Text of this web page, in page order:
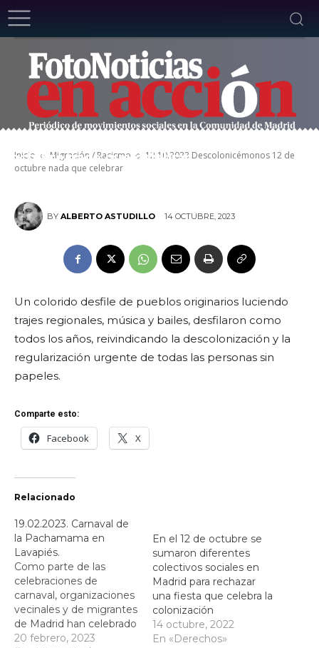
Inicio Migración / Racismo
12.10.2023 Descolonicémonos 12 de
octubre nada que celebrar
octubre nada que celebrar
BY ALBERTO ASTUDILLO 14 OCTUBRE, 2023
Un colorido desfile de pueblos originarios luciendo
trajes regionales, música y bailes, desfilaron como
todos los años, reivindicando la descolonización y la
regularización urgente de todas las personas sin
papeles.
Comparte esto:
Facebook X
Relacionado
19.02.2023. Carnaval de
la Pachamama en
Lavapiés.
Como parte de las
celebraciones de
carnaval, organizaciones
vecinales y de migrantes
de Madrid han celebrado
esta tarde el carnaval
20 febrero, 2023
En el 12 de octubre se
sumaron diferentes
colectivos sociales en
Madrid para rechazar
una fiesta que celebra la
colonización
14 octubre, 2022
En «Derechos»